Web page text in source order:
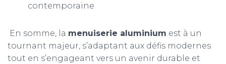
contemporaine
En somme, la menuiserie aluminium est à un
tournant majeur, s’adaptant aux défis modernes
tout en s’engageant vers un avenir durable et